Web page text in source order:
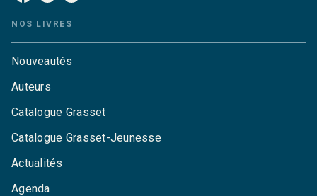
NOS LIVRES
Nouveautés
Auteurs
Catalogue Grasset
Catalogue Grasset-Jeunesse
Actualités
Agenda